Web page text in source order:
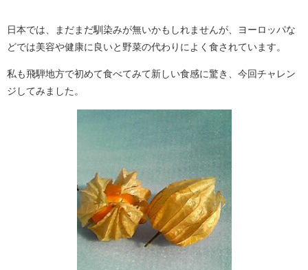
日本では、まだまだ馴染みが無いかもしれませんが、ヨーロッパな
どでは美容や健康に良いと野菜の代わりによく食されています。
私も飛騨地方で初めて食べてみて新しい食感に驚き、今回チャレン
ジしてみました。